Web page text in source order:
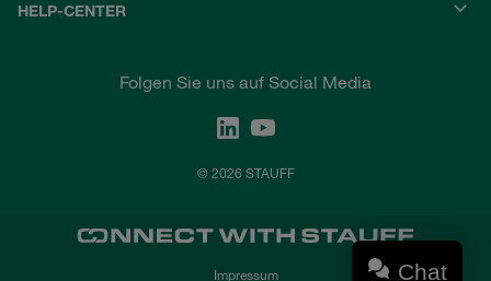
HELP-CENTER
Folgen Sie uns auf Social Media
© 2026 STAUFF
Impressum Chat